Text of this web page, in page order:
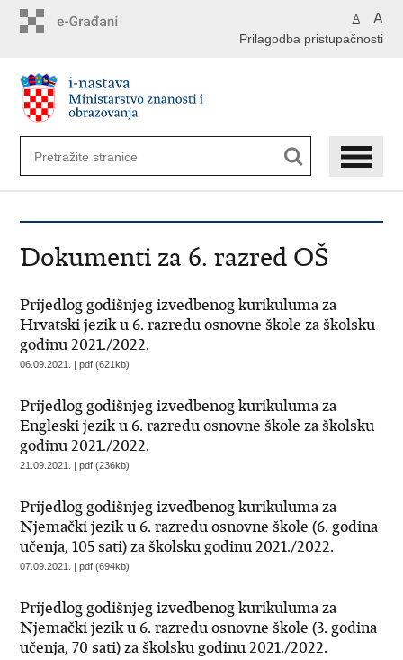
A A
Prilagodba pristupačnosti
Dokumenti za 6. razred OŠ
Prijedlog godišnjeg izvedbenog kurikuluma za
Hrvatski jezik u 6. razredu osnovne škole za školsku
godinu 2021./2022.
06.09.2021. | pdf (621kb)
Prijedlog godišnjeg izvedbenog kurikuluma za
Engleski jezik u 6. razredu osnovne škole za školsku
godinu 2021./2022.
21.09.2021. | pdf (236kb)
Prijedlog godišnjeg izvedbenog kurikuluma za
Njemački jezik u 6. razredu osnovne škole (6. godina
učenja, 105 sati) za školsku godinu 2021./2022.
07.09.2021. | pdf (694kb)
Prijedlog godišnjeg izvedbenog kurikuluma za
Njemački jezik u 6. razredu osnovne škole (3. godina
učenja, 70 sati) za školsku godinu 2021./2022.